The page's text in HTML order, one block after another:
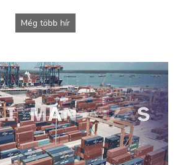
Még több hír